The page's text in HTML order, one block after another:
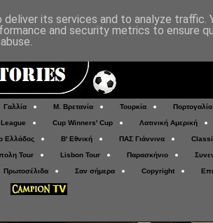
Γαλλία Μ. Βρετανία Τουρκία Πορτογαλία
Cup Winners' Cup Λατινική Αμερική
Ελλάδος Β' Εθνική ΠΑΣ Γιάννινα
Tour Lisbon Tour Παρασκήνιο
Πρωτοσέλιδα Σαν σήμερα Copyright
its services and to analyze traffic.
and security metrics to ensure